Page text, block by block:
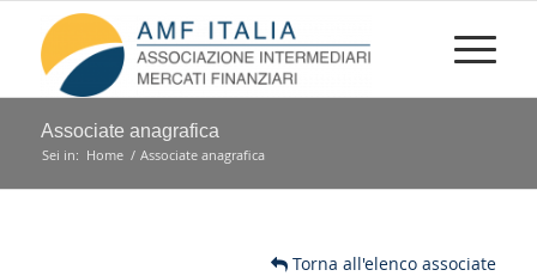
Associate anagrafica
Sei in: Home / Associate anagrafica
Torna all'elenco associate